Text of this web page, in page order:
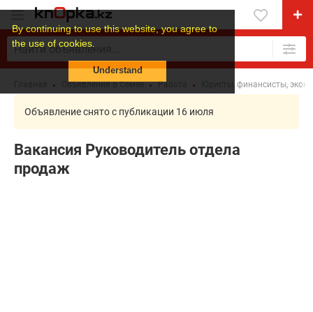
By continuing to use this website, you agree to
the use of cookies.
Understand
Объявления в Семее Работа Юристы, финансисты,
Объявление снято с публикации 16 июля
Вакансия Руководитель отдела
продаж